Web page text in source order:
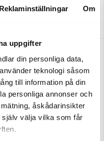
Reklaminställningar Om
uppgifter
din personliga data,
teknologi såsom
till information på din
personliga annonser och
åskådarinsikter
välja vilka som får
Iittala